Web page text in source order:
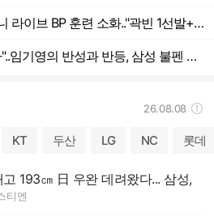
두산, 8일 오후 폭염 속 미니 라이브 BP 훈련 소화.."곽빈 1선발+최승용 5선발 유지" 한화→KIA 6연전 준비 [잠실 현장]
"KIA에서 내가 너무 못했다"..임기영의 반성과 반등, 삼성 불펜 기둥으로 거듭난 비결 있었다
26.08.08
KT 두산 LG NC 롯데
193㎝ 日 우완 데려왔다... 삼성,
티엔